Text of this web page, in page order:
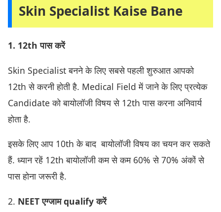
Skin Specialist Kaise Bane
1. 12th पास करें
Skin Specialist बनने के लिए सबसे पहली शुरुआत आपको
12th से करनी होती है. Medical Field में जाने के लिए प्रत्येक
Candidate को बायोलॉजी विषय से 12th पास करना अनिवार्य
होता है.
इसके लिए आप 10th के बाद बायोलॉजी विषय का चयन कर सकते
हैं. ध्यान रहें 12th बायोलॉजी कम से कम 60% से 70% अंकों से
पास होना जरूरी है.
2. NEET एग्जाम qualify करें